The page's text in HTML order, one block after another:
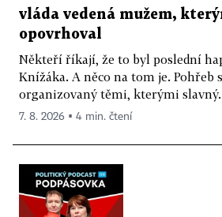
vláda vedená mužem,
opovrhoval
Někteří říkají, že to byl poslední
Knížáka. A něco na tom je. Pohřeb
organizovaný těmi, kterými
7. 8. 2026 ▪ 4 min. čtení